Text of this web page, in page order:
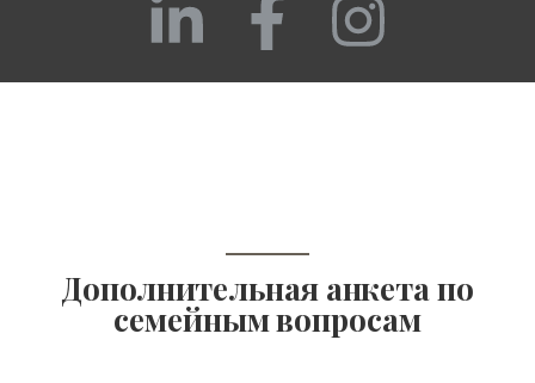
Дополнительная анкета по
семейным вопросам